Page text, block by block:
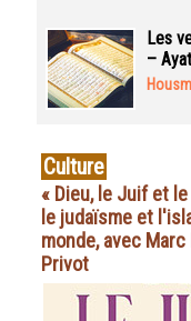
Les
–
Culture
« Dieu, le Juif et
le judaïsme et
monde, avec
Privot